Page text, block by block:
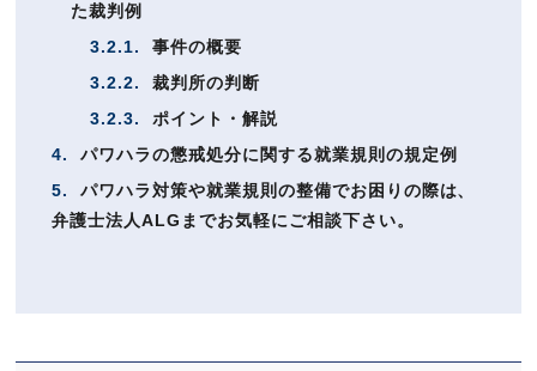
た裁判例
3.2.1.
事件の概要
3.2.2.
裁判所の判断
3.2.3.
ポイント・解説
4.
パワハラの懲戒処分に関する就業規則の規定例
5.
パワハラ対策や就業規則の整備でお困りの際は、
弁護士法人ALGまでお気軽にご相談下さい。